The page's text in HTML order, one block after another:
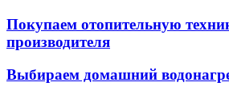
Покупаем отопительную
производителя
Выбираем домашний